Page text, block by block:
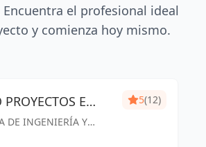
el profesional ideal
y comienza hoy mismo.
E
DE INGENIERÍA Y
5(12)